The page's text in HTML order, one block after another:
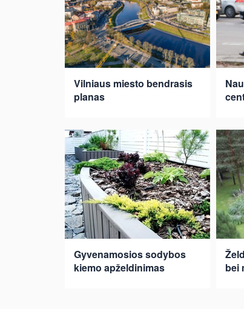
Vilniaus miesto bendrasis
planas
Gyvenamosios sodybos
kiemo apželdinimas
bei